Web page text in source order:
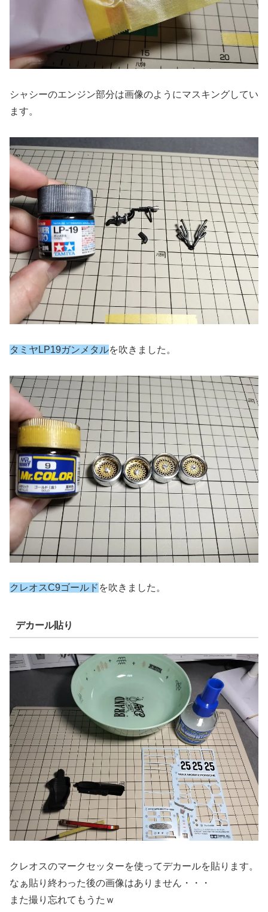
シャシーのエンジン部分は画像のようにマスキングしてい
ます。
タミヤLP19ガンメタルを吹きました。
クレオスC9ゴールド を吹きました。
デカール貼り
クレオスのマークセッターを使ってデカールを貼ります。
なぁ貼り終わった後の画像はありません・・・
また撮り忘れてもうたｗ